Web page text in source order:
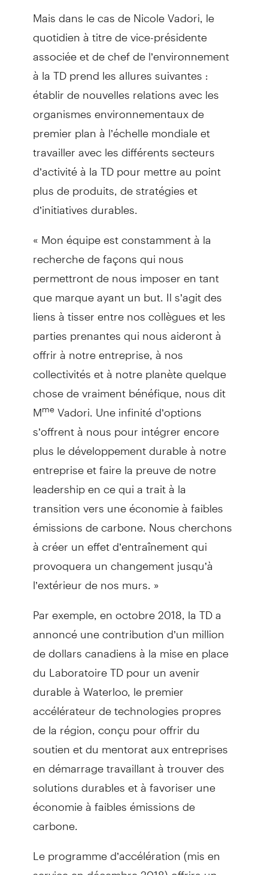
Mais dans le cas de Nicole Vadori, le
quotidien à titre de vice-présidente
associée et de chef de l’environnement
à la TD prend les allures suivantes :
établir de nouvelles relations avec les
organismes environnementaux de
premier plan à l’échelle mondiale et
travailler avec les différents secteurs
d’activité à la TD pour mettre au point
plus de produits, de stratégies et
d’initiatives durables.
« Mon équipe est constamment à la
recherche de façons qui nous
permettront de nous imposer en tant
que marque ayant un but. Il s’agit des
liens à tisser entre nos collègues et les
parties prenantes qui nous aideront à
offrir à notre entreprise, à nos
collectivités et à notre planète quelque
chose de vraiment bénéfique, nous dit
MmeVadori. Une infinité d’options
s’offrent à nous pour intégrer encore
plus le développement durable à notre
entreprise et faire la preuve de notre
leadership en ce qui a trait à la
transition vers une économie à faibles
émissions de carbone. Nous cherchons
à créer un effet d’entraînement qui
provoquera un changement jusqu’à
l’extérieur de nos murs. »
Par exemple, en octobre 2018, la TD a
annoncé une contribution d’un million
de dollars canadiens à la mise en place
du Laboratoire TD pour un avenir
durable à Waterloo, le premier
accélérateur de technologies propres
de la région, conçu pour offrir du
soutien et du mentorat aux entreprises
en démarrage travaillant à trouver des
solutions durables et à favoriser une
économie à faibles émissions de
carbone.
Le programme d’accélération (mis en
service en décembre 2018) offrira un